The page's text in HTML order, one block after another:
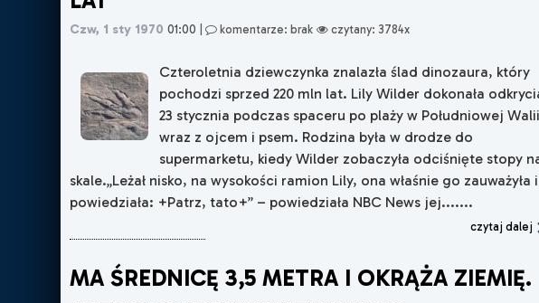
Czw, 1 sty 1970 01:00 | komentarze: brak czytany: 3784x
Czteroletnia dziewczynka znalazła ślad dinozaura, który
pochodzi sprzed 220 mln lat. Lily Wilder dokonała
23 stycznia podczas spaceru po plaży w Południowej Walii
wraz z ojcem i psem. Rodzina była w drodze do
supermarketu, kiedy Wilder zobaczyła odciśnięte stopy
skale.„Leżał nisko, na wysokości ramion Lily, ona właśnie go zauważyła i
powiedziała: +Patrz, tato+” – powiedziała NBC News jej.......
czytaj dalej
MA ŚREDNICĘ 3,5 METRA I OKRĄŻA ZIEMIĘ.